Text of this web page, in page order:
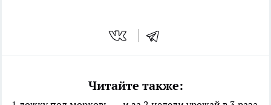
Читайте также: